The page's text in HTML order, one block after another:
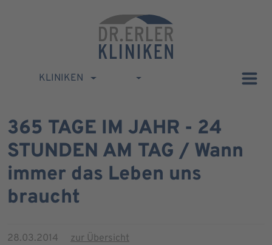
KLINIKEN
365 TAGE IM JAHR - 24
STUNDEN AM TAG / Wann
immer das Leben uns
braucht
28.03.2014 zur Übersicht